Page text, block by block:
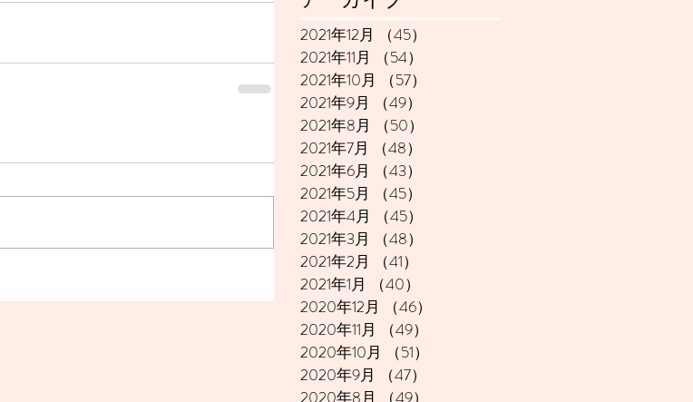
2021年12月 （45）
2021年11月
（54）
2021年10月
（57）
2021年9月
（49）
2021年8月
（50）
2021年7月
（48）
2021年6月
（43）
2021年5月
（45）
2021年4月
（45）
2021年3月
（48）
2021年2月
（41）
2021年1月
（40）
2020年12月
（46）
2020年11月
（49）
2020年10月
（51）
2020年9月
（47）
2020年8月
（49）